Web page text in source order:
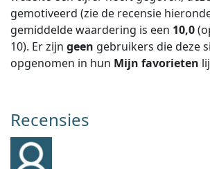
gemotiveerd (zie de recensie
gemiddelde waardering is een 10,0
10). Er zijn geen gebruikers die deze
opgenomen in hun Mijn favorieten
Recensies